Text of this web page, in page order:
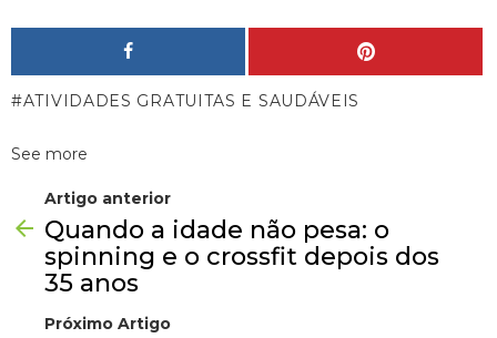
ATIVIDADES GRATUITAS E SAUDÁVEIS
See more
Artigo anterior
Quando a idade não pesa: o
spinning e o crossfit depois dos
35 anos
Próximo Artigo